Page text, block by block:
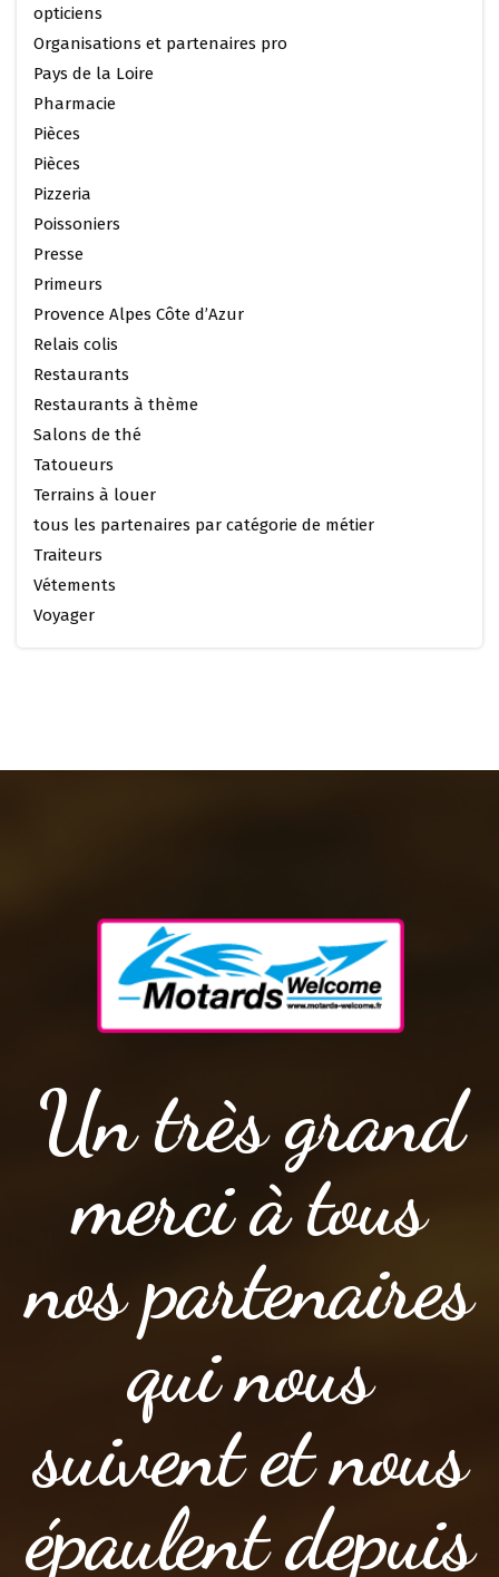
opticiens
Organisations et partenaires pro
Pays de la Loire
Pharmacie
Pièces
Pièces
Pizzeria
Poissoniers
Presse
Primeurs
Provence Alpes Côte d’Azur
Relais colis
Restaurants
Restaurants à thème
Salons de thé
Tatoueurs
Terrains à louer
tous les partenaires par catégorie de métier
Traiteurs
Vétements
Voyager
Un très grand
merci à tous
nos partenaires
qui nous
suivent et nous
épaulent depuis